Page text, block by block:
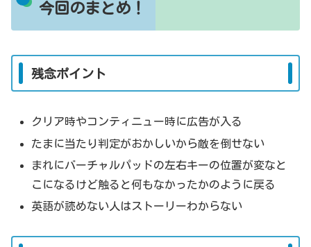
今回のまとめ！
残念ポイント
クリア時やコンティニュー時に広告が入る
たまに当たり判定がおかしいから敵を倒せない
まれにバーチャルパッドの左右キーの位置が変なと
こになるけど触ると何もなかったかのように戻る
英語が読めない人はストーリーわからない